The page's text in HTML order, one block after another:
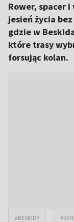
Rower, spacer
jesień życia
gdzie w
które trasy
forsując kolan.
#BESKIDY